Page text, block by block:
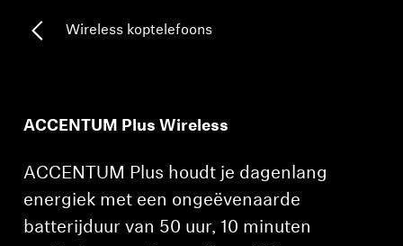
Support
Professioneel
Wireless koptelefoons
ACCENTUM Plus Wireless
ACCENTUM Plus houdt je dagenlang
energiek met een ongeëvenaarde
batterijduur van 50 uur, 10 minuten